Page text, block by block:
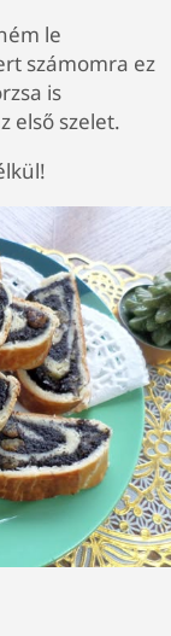
le
számomra ez
is
első szelet.